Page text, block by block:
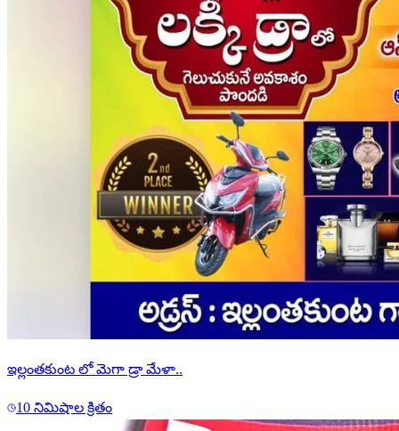
ఇల్లంతకుంట లో మెగా డ్రా మేళా..
10 నిమిషాల క్రితం